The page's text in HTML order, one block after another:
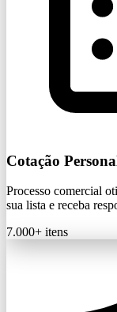
Cotação
Processo comercial
sua lista e receba
7.000+ itens